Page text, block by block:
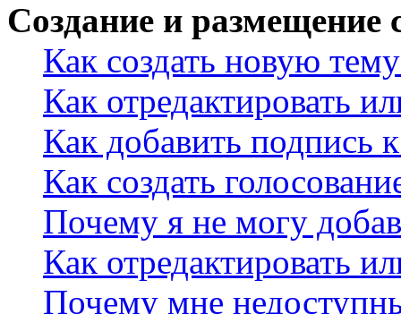
Создание и размещение
Как создать новую
Как отредактировать
Как добавить подпись
Как создать
Почему я не могу
Как отредактировать
Почему мне